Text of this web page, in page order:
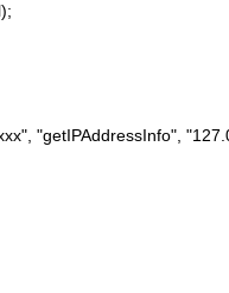
"getIPAddressInfo",